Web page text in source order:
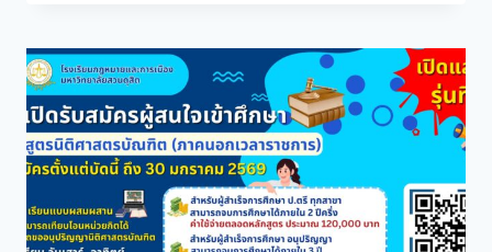
สวนดุสิต
เปิด
รับ
สมัคร
ผู้
สนใจ
เข้า
อบรม
หลักสูตร
ประกาศนียบัตร